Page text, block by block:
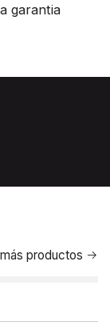
garantia
productos